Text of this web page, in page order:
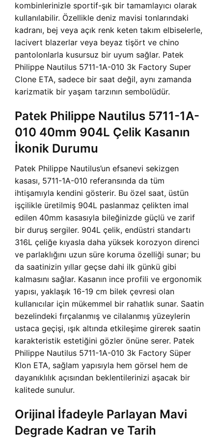
kombinlerinizle sportif-şık bir tamamlayıcı olarak
kullanılabilir. Özellikle deniz mavisi tonlarındaki
kadranı, bej veya açık renk keten takım elbiselerle,
lacivert blazerlar veya beyaz tişört ve chino
pantolonlarla kusursuz bir uyum sağlar. Patek
Philippe Nautilus 5711-1A-010 3k Factory Super
Clone ETA, sadece bir saat değil, aynı zamanda
karizmatik bir yaşam tarzının sembolüdür.
Patek Philippe Nautilus 5711-1A-
010 40mm 904L Çelik Kasanın
İkonik Durumu
Patek Philippe Nautilus’un efsanevi sekizgen
kasası, 5711-1A-010 referansında da tüm
ihtişamıyla kendini gösterir. Bu özel saat, üstün
işçilikle üretilmiş 904L paslanmaz çelikten imal
edilen 40mm kasasıyla bileğinizde güçlü ve zarif
bir duruş sergiler. 904L çelik, endüstri standartı
316L çeliğe kıyasla daha yüksek korozyon direnci
ve parlaklığını uzun süre koruma özelliği sunar; bu
da saatinizin yıllar geçse dahi ilk günkü gibi
kalmasını sağlar. Kasanın ince profili ve ergonomik
yapısı, yaklaşık 16-19 cm bilek çevresi olan
kullanıcılar için mükemmel bir rahatlık sunar. Saatin
bezelindeki fırçalanmış ve cilalanmış yüzeylerin
ustaca geçişi, ışık altında etkileşime girerek saatin
karakteristik estetiğini gözler önüne serer. Patek
Philippe Nautilus 5711-1A-010 3k Factory Süper
Klon ETA, sağlam yapısıyla hem görsel hem de
dayanıklılık açısından beklentilerinizi aşacak bir
kalitede sunulur.
Orijinal İfadeyle Parlayan Mavi
Degrade Kadran ve Tarih